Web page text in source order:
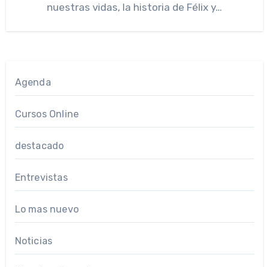
nuestras vidas, la historia de Félix y…
Agenda
Cursos Online
destacado
Entrevistas
Lo mas nuevo
Noticias